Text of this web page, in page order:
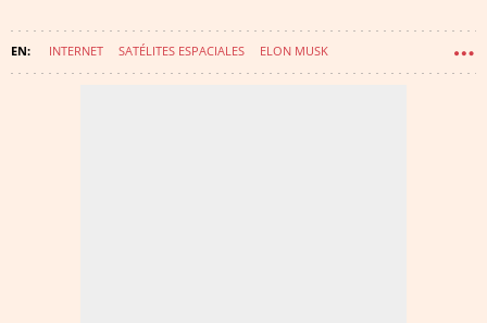
INTERNET SATÉLITES ESPACIALES ELON MUSK